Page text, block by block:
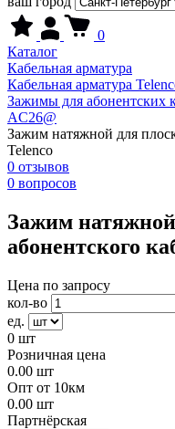
0
Каталог
Кабельная арматура
Кабельная арматура
Зажимы для абонентских
AC26@
Зажим натяжной для
Telenco
0 отзывов
0 вопросов
Зажим
абонентского
Цена по запросу
кол-во
ед.
0 шт
Розничная цена
0.00 шт
Опт от 10км
0.00 шт
Партнёрская